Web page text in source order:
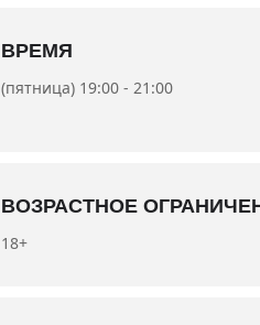
В ролях: заслуженные артисты
Премьера состоялась 20 сентября
ВРЕМЯ
(пятница) 19:00 - 21:00
ВОЗРАСТНОЕ
18+